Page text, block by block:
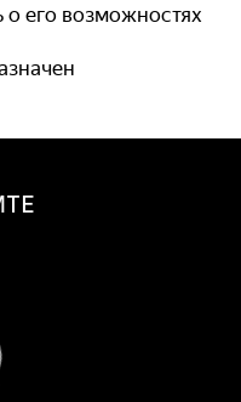
его возможностях